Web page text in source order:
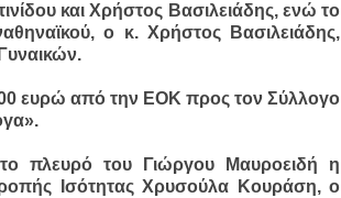
και Χρήστος Βασιλειάδης, ενώ το
ο κ. Χρήστος Βασιλειάδης,
ευρώ από την ΕΟΚ προς τον Σύλλογο
πλευρό του Γιώργου Μαυροειδή η
Ισότητας Χρυσούλα Κουράση, ο